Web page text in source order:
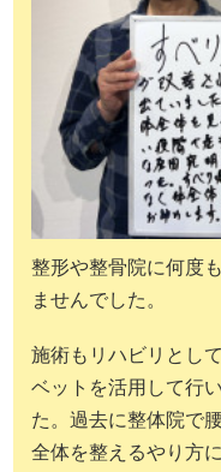
整形や整骨院に何度
ませんでした。
施術もリハビリとし
ベットを活用して行
た。過去に整体院で
全体を整えるやり方